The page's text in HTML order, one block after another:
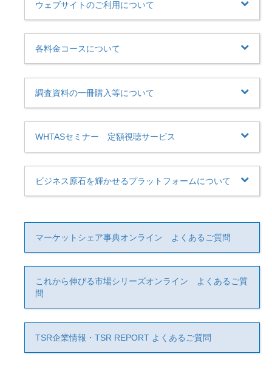
ウェブサイトのご利用について
各料金コースについて
調査資料の一冊購入等について
WHTASセミナー 定額視聴サービス
ビジネス原石を輝かせるプラットフォームについて
マーケットシェア事典オンライン よくあるご質問
これから伸びる市場シリーズオンライン よくあるご質
問
TSR企業情報・TSR REPORT よくあるご質問